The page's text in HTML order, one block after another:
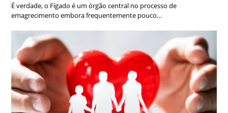
É verdade, o Fígado é um órgão central no processo de
emagrecimento embora frequentemente pouco…